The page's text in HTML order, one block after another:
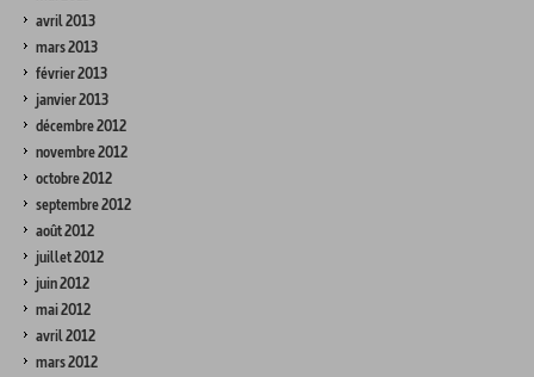
avril 2013
mars 2013
février 2013
janvier 2013
décembre 2012
novembre 2012
octobre 2012
septembre 2012
août 2012
juillet 2012
juin 2012
mai 2012
avril 2012
mars 2012